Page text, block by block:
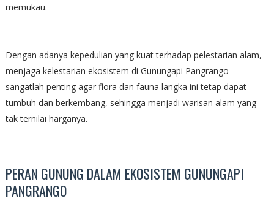
memukau.
Dengan adanya kepedulian yang kuat terhadap pelestarian alam,
menjaga kelestarian ekosistem di Gunungapi Pangrango
sangatlah penting agar flora dan fauna langka ini tetap dapat
tumbuh dan berkembang, sehingga menjadi warisan alam yang
tak ternilai harganya.
PERAN GUNUNG DALAM EKOSISTEM GUNUNGAPI
PANGRANGO